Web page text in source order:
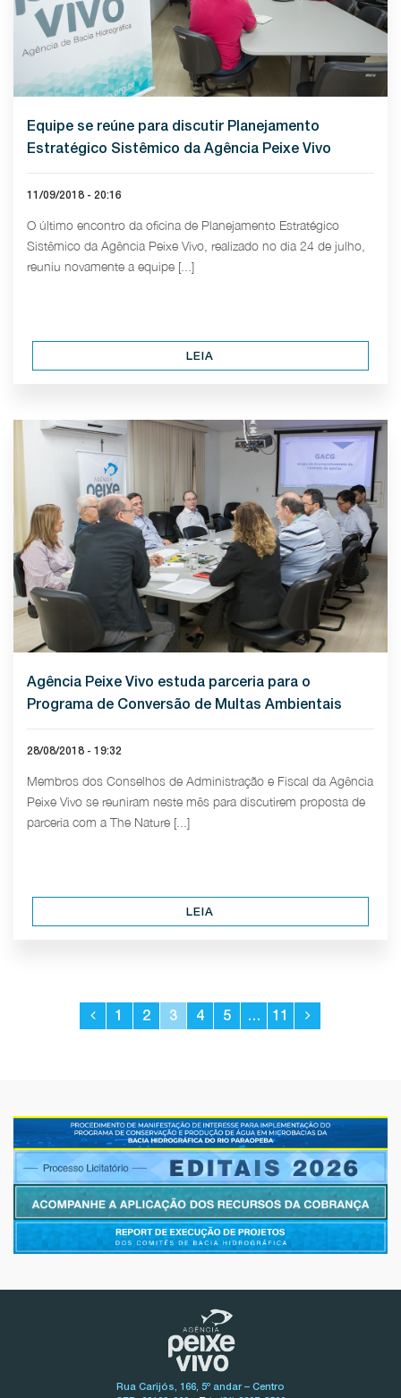
Equipe se reúne para discutir Planejamento
Estratégico Sistêmico da Agência Peixe Vivo
11/09/2018 - 20:16
O último encontro da oficina de Planejamento Estratégico
Sistêmico da Agência Peixe Vivo, realizado no dia 24 de julho,
reuniu novamente a equipe [...]
LEIA
Agência Peixe Vivo estuda parceria para o
Programa de Conversão de Multas Ambientais
28/08/2018 - 19:32
Membros dos Conselhos de Administração e Fiscal da Agência
Peixe Vivo se reuniram neste mês para discutirem proposta de
parceria com a The Nature [...]
LEIA
1 2 3 4 5 … 11
Rua Carijós, 166, 5º andar – Centro